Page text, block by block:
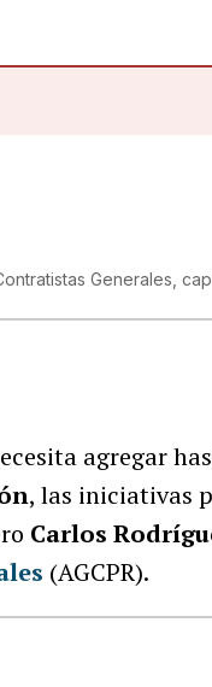
Generales,
agregar
, las iniciativas
Carlos
(AGCPR).